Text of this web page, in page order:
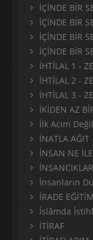
İÇİNDE BİR
İÇİNDE BİR
İÇİNDE BİR
İÇİNDE BİR
İHTİLAL 1 -
İHTİLAL 2 -
İHTİLAL 3 -
İKİDEN AZ
İlk Acım
İNATLA AĞIT
İNSAN NE
İNSANCIKLAR
İnsanların
İRADE
İslâmda
İTİRAF